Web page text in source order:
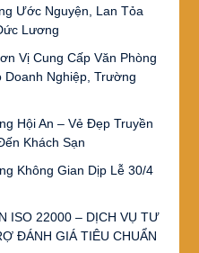
Ước Nguyện, Lan Tỏa
Lương
Vị Cung Cấp Văn Phòng
Doanh Nghiệp, Trường
Hội An – Vẻ Đẹp Truyền
Khách Sạn
Không Gian Dịp Lễ 30/4
ISO 22000 – DỊCH VỤ TƯ
ĐÁNH GIÁ TIÊU CHUẨN